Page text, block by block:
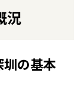
況
圳の基本